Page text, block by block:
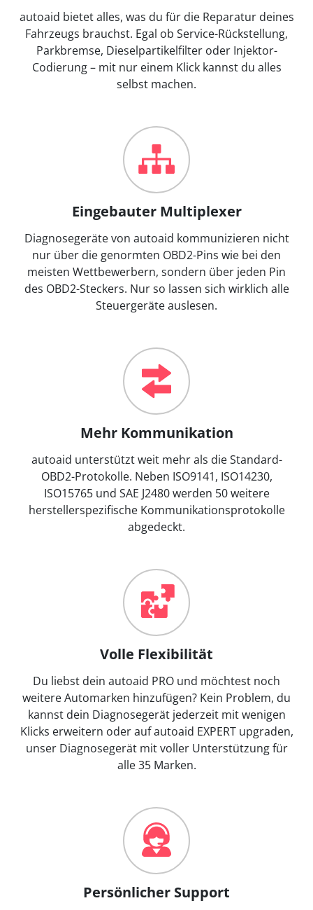
autoaid bietet alles, was du für die Reparatur deines
Fahrzeugs brauchst. Egal ob Service-Rückstellung,
Parkbremse, Dieselpartikelfilter oder Injektor-
Codierung – mit nur einem Klick kannst du alles
selbst machen.
Eingebauter Multiplexer
Diagnosegeräte von autoaid kommunizieren nicht
nur über die genormten OBD2-Pins wie bei den
meisten Wettbewerbern, sondern über jeden Pin
des OBD2-Steckers. Nur so lassen sich wirklich alle
Steuergeräte auslesen.
Mehr Kommunikation
autoaid unterstützt weit mehr als die Standard-
OBD2-Protokolle. Neben ISO9141, ISO14230,
ISO15765 und SAE J2480 werden 50 weitere
herstellerspezifische Kommunikationsprotokolle
abgedeckt.
Volle Flexibilität
Du liebst dein autoaid PRO und möchtest noch
weitere Automarken hinzufügen? Kein Problem, du
kannst dein Diagnosegerät jederzeit mit wenigen
Klicks erweitern oder auf autoaid EXPERT upgraden,
unser Diagnosegerät mit voller Unterstützung für
alle 35 Marken.
Persönlicher Support